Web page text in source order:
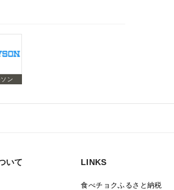
ン
いて LINKS
食べチョクふるさと納税